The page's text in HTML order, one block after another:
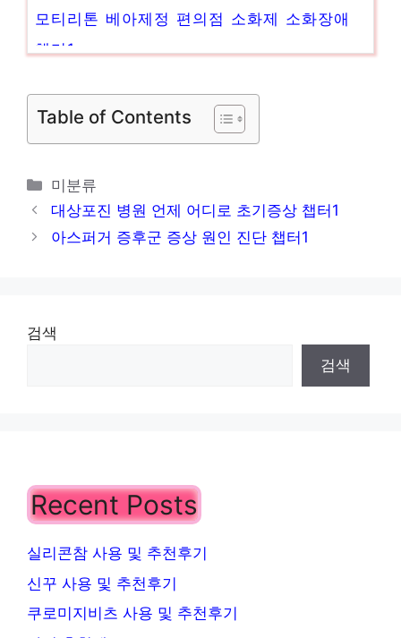
모티리톤 베아제정 편의점 소화제 소화장애
챕터1
요 챕터1
동전 습진 (화폐성 피부염) 원인 증상 연고
숙취 해소법 두통약 및 약국숙취해소제 (ft.
아세트알데히드) 챕터1
Table of Contents
카
테
고
미분류
대상포진 병원 언제 어디로 초기증상 챕터1
아스퍼거 증후군 증상 원인 진단 챕터1
검색
검색
Recent Posts
실리콘참 사용 및 추천후기
신꾸 사용 및 추천후기
쿠로미지비츠 사용 및 추천후기